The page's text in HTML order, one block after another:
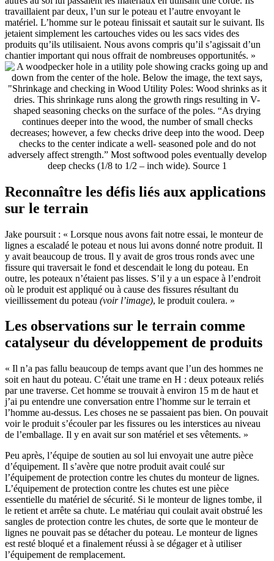
travaillaient par deux, l’un sur le poteau et l’autre envoyant le
matériel. L’homme sur le poteau finissait et sautait sur le suivant. Ils
jetaient simplement les cartouches vides ou les sacs vides des
produits qu’ils utilisaient. Nous avons compris qu’il s’agissait d’un
chantier important qui nous offrait de nombreuses opportunités. »
Reconnaître les défis liés aux applications
sur le terrain
Jake poursuit : « Lorsque nous avons fait notre essai, le monteur de
lignes a escaladé le poteau et nous lui avons donné notre produit. Il
y avait beaucoup de trous. Il y avait de gros trous ronds avec une
fissure qui traversait le fond et descendait le long du poteau. En
outre, les poteaux n’étaient pas lisses. S’il y a un espace à l’endroit
où le produit est appliqué ou à cause des fissures résultant du
vieillissement du poteau (voir l’image), le produit coulera. »
Les observations sur le terrain comme
catalyseur du développement de produits
« Il n’a pas fallu beaucoup de temps avant que l’un des hommes ne
soit en haut du poteau. C’était une trame en H : deux poteaux reliés
par une traverse. Cet homme se trouvait à environ 15 m de haut et
j’ai pu entendre une conversation entre l’homme sur le terrain et
l’homme au-dessus. Les choses ne se passaient pas bien. On pouvait
voir le produit s’écouler par les fissures ou les interstices au niveau
de l’emballage. Il y en avait sur son matériel et ses vêtements. »
Peu après, l’équipe de soutien au sol lui envoyait une autre pièce
d’équipement. Il s’avère que notre produit avait coulé sur
l’équipement de protection contre les chutes du monteur de lignes.
L’équipement de protection contre les chutes est une pièce
essentielle du matériel de sécurité. Si le monteur de lignes tombe, il
le retient et arrête sa chute. Le matériau qui coulait avait obstrué les
sangles de protection contre les chutes, de sorte que le monteur de
lignes ne pouvait pas se détacher du poteau. Le monteur de lignes
est resté bloqué et a finalement réussi à se dégager et à utiliser
l’équipement de remplacement.